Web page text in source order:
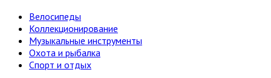
Велосипеды
Коллекционирование
Музыкальные инструменты
Охота и рыбалка
Спорт и отдых